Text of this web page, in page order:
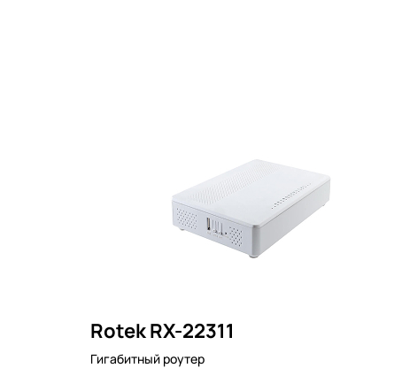
Rotek RX-22311
Гигабитный роутер